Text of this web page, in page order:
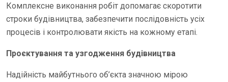
Комплексне виконання робіт допомагає скоротити
строки будівництва, забезпечити послідовність усіх
процесів і контролювати якість на кожному етапі.
Проєктування та узгодження будівництва
Надійність майбутнього об’єкта значною мірою